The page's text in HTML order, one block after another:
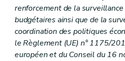
renforcement de la
budgétaires ainsi que de la
coordination des politiques
le Règlement (UE) n° 1175/
européen et du Conseil du 16